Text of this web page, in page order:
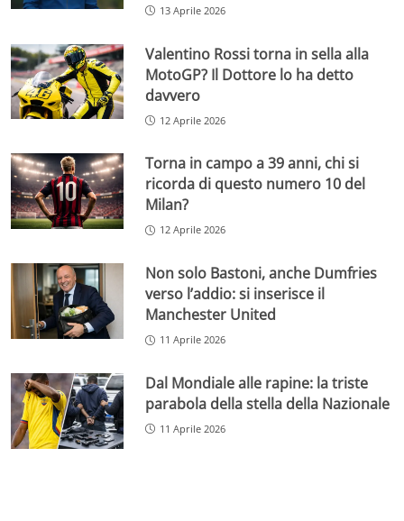
13 Aprile 2026
Valentino Rossi torna in sella alla
MotoGP? Il Dottore lo ha detto
davvero
12 Aprile 2026
Torna in campo a 39 anni, chi si
ricorda di questo numero 10 del
Milan?
12 Aprile 2026
Non solo Bastoni, anche Dumfries
verso l’addio: si inserisce il
Manchester United
11 Aprile 2026
Dal Mondiale alle rapine: la triste
parabola della stella della Nazionale
11 Aprile 2026